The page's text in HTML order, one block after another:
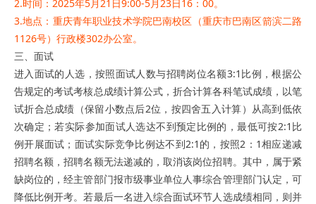
2.时间：2025年5月21日9:00-5月23日16：00。
3.地点：重庆青年职业技术学院巴南校区（重庆市巴南区箭滨二路
1126号）行政楼302办公室。
三、面试
进入面试的人选，按照面试人数与招聘岗位名额3:1比例，根据公
告规定的考试考核总成绩计算公式，折合计算各科笔试成绩，以笔
试折合总成绩（保留小数点后2位，按四舍五入计算）从高到低依
次确定；若实际参加面试人选达不到预定比例的，最低可按2:1比
例开展面试；面试实际竞争比例达不到2:1的，按照2：1相应递减
招聘名额，招聘名额无法递减的，取消该岗位招聘。其中，属于紧
缺岗位的，经主管部门报市级事业单位人事综合管理部门认定，可
降低比例开考。若最后一名进入综合面试环节人选成绩相同，则并